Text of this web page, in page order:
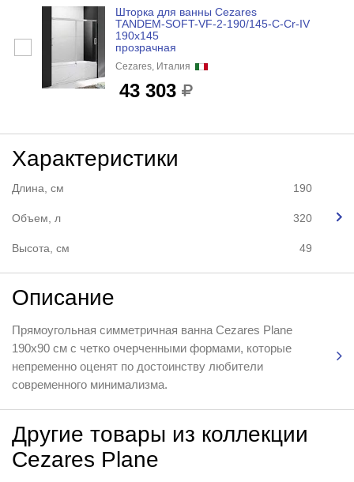
Шторка для ванны Cezares
TANDEM-SOFT-VF-2-190/145-C-Cr-IV
190x145
прозрачная
Cezares, Италия
43 303
Характеристики
Длина, см 190
Объем, л 320
Высота, см 49
Описание
Прямоугольная симметричная ванна Cezares Plane
190x90 см с четко очерченными формами, которые
непременно оценят по достоинству любители
современного минимализма.
Другие товары из коллекции
Cezares Plane